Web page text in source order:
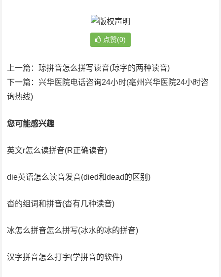
点赞(0)
上一篇：琼拼音怎么拼写读音(琼字的两种读音)
下一篇：兴华医院电话咨询24小时(亳州兴华医院24小时咨
询热线)
您可能感兴趣
英文r怎么读拼音(R正确读音)
die英语怎么读音发音(died和dead的区别)
沓的组词和拼音(沓有几种读音)
冰怎么拼音怎么拼写(冰水的冰的拼音)
汉字拼音怎么打字(学拼音的软件)